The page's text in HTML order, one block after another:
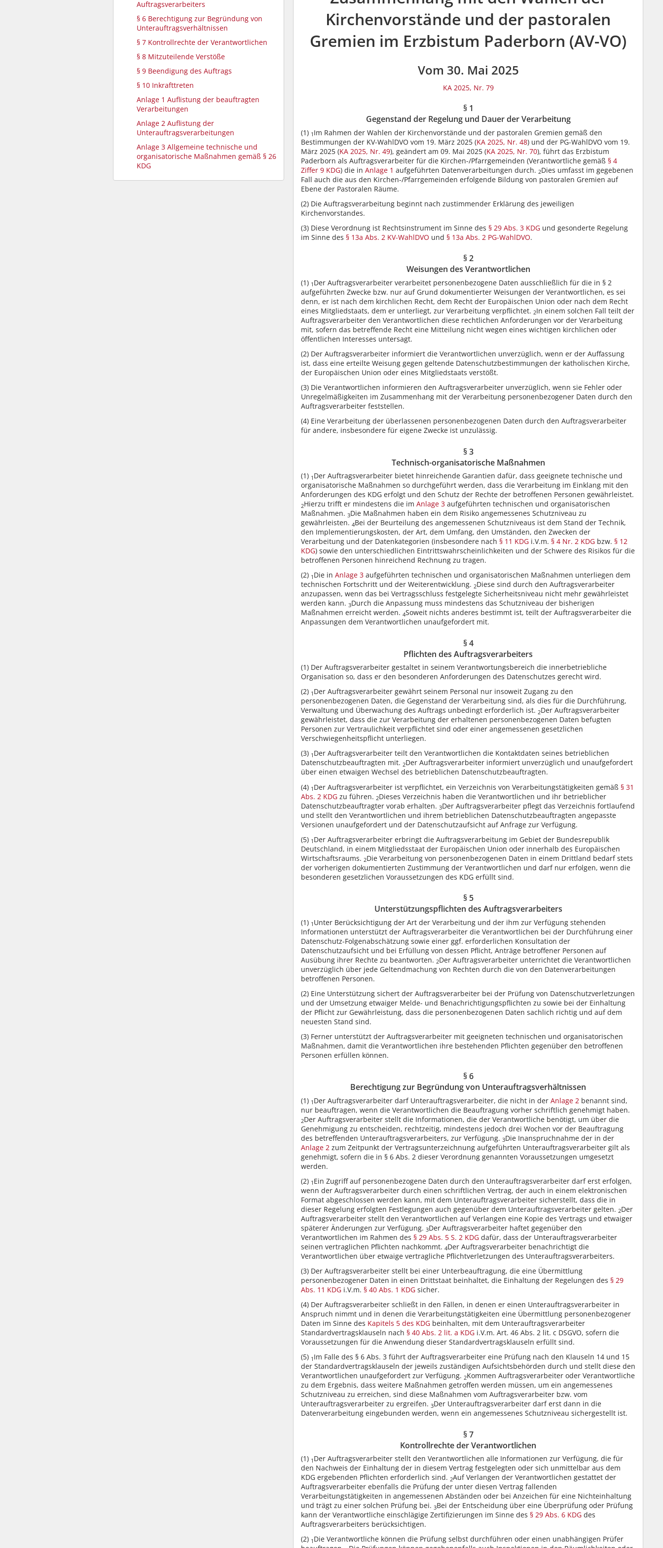
Auftragsverarbeiters
§ 6 Berechtigung zur Begründung von
Unterauftragsverhältnissen
§ 7 Kontrollrechte der Verantwortlichen
§ 8 Mitzuteilende Verstöße
§ 9 Beendigung des Auftrags
§ 10 Inkrafttreten
Anlage 1 Auflistung der beauftragten
Verarbeitungen
Anlage 2 Auflistung der
Unterauftragsverarbeitungen
Anlage 3 Allgemeine technische und
organisatorische Maßnahmen gemäß § 26
KDG
Kirchenvorstände und der pastoralen
Gremien im Erzbistum Paderborn (AV-VO)
Vom 30. Mai 2025
KA 2025, Nr. 79
§ 1
Gegenstand der Regelung und Dauer der Verarbeitung
(1) 1 Im Rahmen der Wahlen der Kirchenvorstände und der pastoralen Gremien gemäß den
Bestimmungen der KV-WahlDVO vom 19. März 2025 (KA 2025, Nr. 48) und der PG-WahlDVO vom 19.
März 2025 (KA 2025, Nr. 49), geändert am 09. Mai 2025 (KA 2025, Nr. 70), führt das Erzbistum
Paderborn als Auftragsverarbeiter für die Kirchen-/Pfarrgemeinden (Verantwortliche gemäß § 4
Ziffer 9 KDG) die in Anlage 1 aufgeführten Datenverarbeitungen durch. 2Dies umfasst im gegebenen
Fall auch die aus den Kirchen-/Pfarrgemeinden erfolgende Bildung von pastoralen Gremien auf
Ebene der Pastoralen Räume.
(2) Die Auftragsverarbeitung beginnt nach zustimmender Erklärung des jeweiligen
Kirchenvorstandes.
(3) Diese Verordnung ist Rechtsinstrument im Sinne des § 29 Abs. 3 KDG und gesonderte Regelung
im Sinne des § 13a Abs. 2 KV-WahlDVO und § 13a Abs. 2 PG-WahlDVO.
§ 2
Weisungen des Verantwortlichen
(1) 1 Der Auftragsverarbeiter verarbeitet personenbezogene Daten ausschließlich für die in § 2
aufgeführten Zwecke bzw. nur auf Grund dokumentierter Weisungen der Verantwortlichen, es sei
denn, er ist nach dem kirchlichen Recht, dem Recht der Europäischen Union oder nach dem Recht
eines Mitgliedstaats, dem er unterliegt, zur Verarbeitung verpflichtet. 2In einem solchen Fall teilt der
Auftragsverarbeiter den Verantwortlichen diese rechtlichen Anforderungen vor der Verarbeitung
mit, sofern das betreffende Recht eine Mitteilung nicht wegen eines wichtigen kirchlichen oder
öffentlichen Interesses untersagt.
(2) Der Auftragsverarbeiter informiert die Verantwortlichen unverzüglich, wenn er der Auffassung
ist, dass eine erteilte Weisung gegen geltende Datenschutzbestimmungen der katholischen Kirche,
der Europäischen Union oder eines Mitgliedstaats verstößt.
(3) Die Verantwortlichen informieren den Auftragsverarbeiter unverzüglich, wenn sie Fehler oder
Unregelmäßigkeiten im Zusammenhang mit der Verarbeitung personenbezogener Daten durch den
Auftragsverarbeiter feststellen.
(4) Eine Verarbeitung der überlassenen personenbezogenen Daten durch den Auftragsverarbeiter
für andere, insbesondere für eigene Zwecke ist unzulässig.
§ 3
Technisch-organisatorische Maßnahmen
(1) 1 Der Auftragsverarbeiter bietet hinreichende Garantien dafür, dass geeignete technische und
organisatorische Maßnahmen so durchgeführt werden, dass die Verarbeitung im Einklang mit den
Anforderungen des KDG erfolgt und den Schutz der Rechte der betroffenen Personen gewährleistet.
2Hierzu trifft er mindestens die im Anlage 3 aufgeführten technischen und organisatorischen
Maßnahmen. 3Die Maßnahmen haben ein dem Risiko angemessenes Schutzniveau zu
gewährleisten. 4Bei der Beurteilung des angemessenen Schutzniveaus ist dem Stand der Technik,
den Implementierungskosten, der Art, dem Umfang, den Umständen, den Zwecken der
Verarbeitung und der Datenkategorien (insbesondere nach § 11 KDG i.V.m. § 4 Nr. 2 KDG bzw. § 12
KDG) sowie den unterschiedlichen Eintrittswahrscheinlichkeiten und der Schwere des Risikos für die
betroffenen Personen hinreichend Rechnung zu tragen.
(2) 1 Die in Anlage 3 aufgeführten technischen und organisatorischen Maßnahmen unterliegen dem
technischen Fortschritt und der Weiterentwicklung. 2Diese sind durch den Auftragsverarbeiter
anzupassen, wenn das bei Vertragsschluss festgelegte Sicherheitsniveau nicht mehr gewährleistet
werden kann. 3Durch die Anpassung muss mindestens das Schutzniveau der bisherigen
Maßnahmen erreicht werden. 4Soweit nichts anderes bestimmt ist, teilt der Auftragsverarbeiter die
Anpassungen dem Verantwortlichen unaufgefordert mit.
§ 4
Pflichten des Auftragsverarbeiters
(1) Der Auftragsverarbeiter gestaltet in seinem Verantwortungsbereich die innerbetriebliche
Organisation so, dass er den besonderen Anforderungen des Datenschutzes gerecht wird.
(2) 1 Der Auftragsverarbeiter gewährt seinem Personal nur insoweit Zugang zu den
personenbezogenen Daten, die Gegenstand der Verarbeitung sind, als dies für die Durchführung,
Verwaltung und Überwachung des Auftrags unbedingt erforderlich ist. 2Der Auftragsverarbeiter
gewährleistet, dass die zur Verarbeitung der erhaltenen personenbezogenen Daten befugten
Personen zur Vertraulichkeit verpflichtet sind oder einer angemessenen gesetzlichen
Verschwiegenheitspflicht unterliegen.
(3) 1 Der Auftragsverarbeiter teilt den Verantwortlichen die Kontaktdaten seines betrieblichen
Datenschutzbeauftragten mit. 2Der Auftragsverarbeiter informiert unverzüglich und unaufgefordert
über einen etwaigen Wechsel des betrieblichen Datenschutzbeauftragten.
(4) 1 Der Auftragsverarbeiter ist verpflichtet, ein Verzeichnis von Verarbeitungstätigkeiten gemäß § 31
Abs. 2 KDG zu führen. 2Dieses Verzeichnis haben die Verantwortlichen und ihr betrieblicher
Datenschutzbeauftragter vorab erhalten. 3Der Auftragsverarbeiter pflegt das Verzeichnis fortlaufend
und stellt den Verantwortlichen und ihrem betrieblichen Datenschutzbeauftragten angepasste
Versionen unaufgefordert und der Datenschutzaufsicht auf Anfrage zur Verfügung.
(5) 1 Der Auftragsverarbeiter erbringt die Auftragsverarbeitung im Gebiet der Bundesrepublik
Deutschland, in einem Mitgliedsstaat der Europäischen Union oder innerhalb des Europäischen
Wirtschaftsraums. 2Die Verarbeitung von personenbezogenen Daten in einem Drittland bedarf stets
der vorherigen dokumentierten Zustimmung der Verantwortlichen und darf nur erfolgen, wenn die
besonderen gesetzlichen Voraussetzungen des KDG erfüllt sind.
§ 5
Unterstützungspflichten des Auftragsverarbeiters
(1) 1 Unter Berücksichtigung der Art der Verarbeitung und der ihm zur Verfügung stehenden
Informationen unterstützt der Auftragsverarbeiter die Verantwortlichen bei der Durchführung einer
Datenschutz-Folgenabschätzung sowie einer ggf. erforderlichen Konsultation der
Datenschutzaufsicht und bei Erfüllung von dessen Pflicht, Anträge betroffener Personen auf
Ausübung ihrer Rechte zu beantworten. 2Der Auftragsverarbeiter unterrichtet die Verantwortlichen
unverzüglich über jede Geltendmachung von Rechten durch die von den Datenverarbeitungen
betroffenen Personen.
(2) Eine Unterstützung sichert der Auftragsverarbeiter bei der Prüfung von Datenschutzverletzungen
und der Umsetzung etwaiger Melde- und Benachrichtigungspflichten zu sowie bei der Einhaltung
der Pflicht zur Gewährleistung, dass die personenbezogenen Daten sachlich richtig und auf dem
neuesten Stand sind.
(3) Ferner unterstützt der Auftragsverarbeiter mit geeigneten technischen und organisatorischen
Maßnahmen, damit die Verantwortlichen ihre bestehenden Pflichten gegenüber den betroffenen
Personen erfüllen können.
§ 6
Berechtigung zur Begründung von Unterauftragsverhältnissen
(1) 1 Der Auftragsverarbeiter darf Unterauftragsverarbeiter, die nicht in der Anlage 2 benannt sind,
nur beauftragen, wenn die Verantwortlichen die Beauftragung vorher schriftlich genehmigt haben.
2Der Auftragsverarbeiter stellt die Informationen, die der Verantwortliche benötigt, um über die
Genehmigung zu entscheiden, rechtzeitig, mindestens jedoch drei Wochen vor der Beauftragung
des betreffenden Unterauftragsverarbeiters, zur Verfügung. 3Die Inanspruchnahme der in der
Anlage 2 zum Zeitpunkt der Vertragsunterzeichnung aufgeführten Unterauftragsverarbeiter gilt als
genehmigt, sofern die in § 6 Abs. 2 dieser Verordnung genannten Voraussetzungen umgesetzt
werden.
(2) 1 Ein Zugriff auf personenbezogene Daten durch den Unterauftragsverarbeiter darf erst erfolgen,
wenn der Auftragsverarbeiter durch einen schriftlichen Vertrag, der auch in einem elektronischen
Format abgeschlossen werden kann, mit dem Unterauftragsverarbeiter sicherstellt, dass die in
dieser Regelung erfolgten Festlegungen auch gegenüber dem Unterauftragsverarbeiter gelten. 2Der
Auftragsverarbeiter stellt den Verantwortlichen auf Verlangen eine Kopie des Vertrags und etwaiger
späterer Änderungen zur Verfügung. 3Der Auftragsverarbeiter haftet gegenüber den
Verantwortlichen im Rahmen des § 29 Abs. 5 S. 2 KDG dafür, dass der Unterauftragsverarbeiter
seinen vertraglichen Pflichten nachkommt. 4Der Auftragsverarbeiter benachrichtigt die
Verantwortlichen über etwaige vertragliche Pflichtverletzungen des Unterauftragsverarbeiters.
(3) Der Auftragsverarbeiter stellt bei einer Unterbeauftragung, die eine Übermittlung
personenbezogener Daten in einen Drittstaat beinhaltet, die Einhaltung der Regelungen des § 29
Abs. 11 KDG i.V.m. § 40 Abs. 1 KDG sicher.
(4) Der Auftragsverarbeiter schließt in den Fällen, in denen er einen Unterauftragsverarbeiter in
Anspruch nimmt und in denen die Verarbeitungstätigkeiten eine Übermittlung personenbezogener
Daten im Sinne des Kapitels 5 des KDG beinhalten, mit dem Unterauftragsverarbeiter
Standardvertragsklauseln nach § 40 Abs. 2 lit. a KDG i.V.m. Art. 46 Abs. 2 lit. c DSGVO, sofern die
Voraussetzungen für die Anwendung dieser Standardvertragsklauseln erfüllt sind.
(5) 1 Im Falle des § 6 Abs. 3 führt der Auftragsverarbeiter eine Prüfung nach den Klauseln 14 und 15
der Standardvertragsklauseln der jeweils zuständigen Aufsichtsbehörden durch und stellt diese den
Verantwortlichen unaufgefordert zur Verfügung. 2Kommen Auftragsverarbeiter oder Verantwortliche
zu dem Ergebnis, dass weitere Maßnahmen getroffen werden müssen, um ein angemessenes
Schutzniveau zu erreichen, sind diese Maßnahmen vom Auftragsverarbeiter bzw. vom
Unterauftragsverarbeiter zu ergreifen. 3Der Unterauftragsverarbeiter darf erst dann in die
Datenverarbeitung eingebunden werden, wenn ein angemessenes Schutzniveau sichergestellt ist.
§ 7
Kontrollrechte der Verantwortlichen
(1) 1 Der Auftragsverarbeiter stellt den Verantwortlichen alle Informationen zur Verfügung, die für
den Nachweis der Einhaltung der in diesem Vertrag festgelegten oder sich unmittelbar aus dem
KDG ergebenden Pflichten erforderlich sind. 2Auf Verlangen der Verantwortlichen gestattet der
Auftragsverarbeiter ebenfalls die Prüfung der unter diesen Vertrag fallenden
Verarbeitungstätigkeiten in angemessenen Abständen oder bei Anzeichen für eine Nichteinhaltung
und trägt zu einer solchen Prüfung bei. 3Bei der Entscheidung über eine Überprüfung oder Prüfung
kann der Verantwortliche einschlägige Zertifizierungen im Sinne des § 29 Abs. 6 KDG des
Auftragsverarbeiters berücksichtigen.
(2) 1 Die Verantwortliche können die Prüfung selbst durchführen oder einen unabhängigen Prüfer